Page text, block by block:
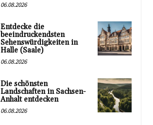
06.08.2026
Entdecke die
beeindruckendsten
Sehenswürdigkeiten in
Halle (Saale)
06.08.2026
Die schönsten
Landschaften in Sachsen-
Anhalt entdecken
06.08.2026